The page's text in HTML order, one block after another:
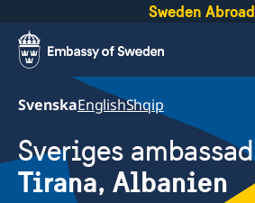
Sweden Abroad
SvenskaEnglishShqip
Sveriges ambassad
Tirana, Albanien